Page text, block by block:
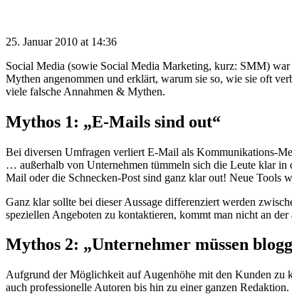
25. Januar 2010 at 14:36
Social Media (sowie Social Media Marketing, kurz: SMM)
Mythen angenommen und erklärt, warum sie so, wie sie oft
viele falsche Annahmen & Mythen.
Mythos 1: „E-Mails sind out“
Bei diversen Umfragen verliert E-Mail als Kommunikations-
… außerhalb von Unternehmen tümmeln sich die Leute klar in
Mail oder die Schnecken-Post sind ganz klar out! Neue Tools
Ganz klar sollte bei dieser Aussage differenziert werden
speziellen Angeboten zu kontaktieren, kommt man nicht an
Mythos 2: „Unternehmer müssen
Aufgrund der Möglichkeit auf Augenhöhe mit den Kunden zu
auch professionelle Autoren bis hin zu einer ganzen